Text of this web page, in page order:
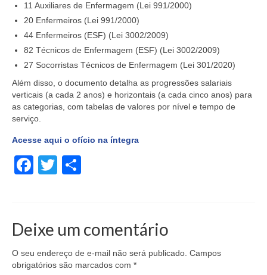
11 Auxiliares de Enfermagem (Lei 991/2000)
20 Enfermeiros (Lei 991/2000)
44 Enfermeiros (ESF) (Lei 3002/2009)
82 Técnicos de Enfermagem (ESF) (Lei 3002/2009)
27 Socorristas Técnicos de Enfermagem (Lei 301/2020)
Além disso, o documento detalha as progressões salariais
verticais (a cada 2 anos) e horizontais (a cada cinco anos) para
as categorias, com tabelas de valores por nível e tempo de
serviço.
Acesse aqui o ofício na íntegra
Facebook
Twitter
Deixe um comentário
O seu endereço de e-mail não será publicado. Campos
obrigatórios são marcados com *